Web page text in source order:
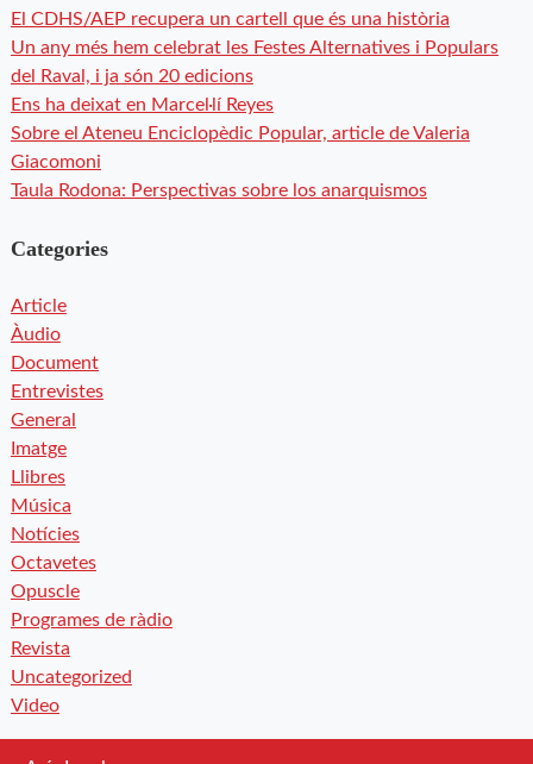
El CDHS/AEP recupera un cartell que és una història
Un any més hem celebrat les Festes Alternatives i Populars
del Raval, i ja són 20 edicions
Ens ha deixat en Marcel·lí Reyes
Sobre el Ateneu Enciclopèdic Popular, article de Valeria
Giacomoni
Taula Rodona: Perspectivas sobre los anarquismos
Categories
Article
Àudio
Document
Entrevistes
General
Imatge
Llibres
Música
Notícies
Octavetes
Opuscle
Programes de ràdio
Revista
Uncategorized
Video